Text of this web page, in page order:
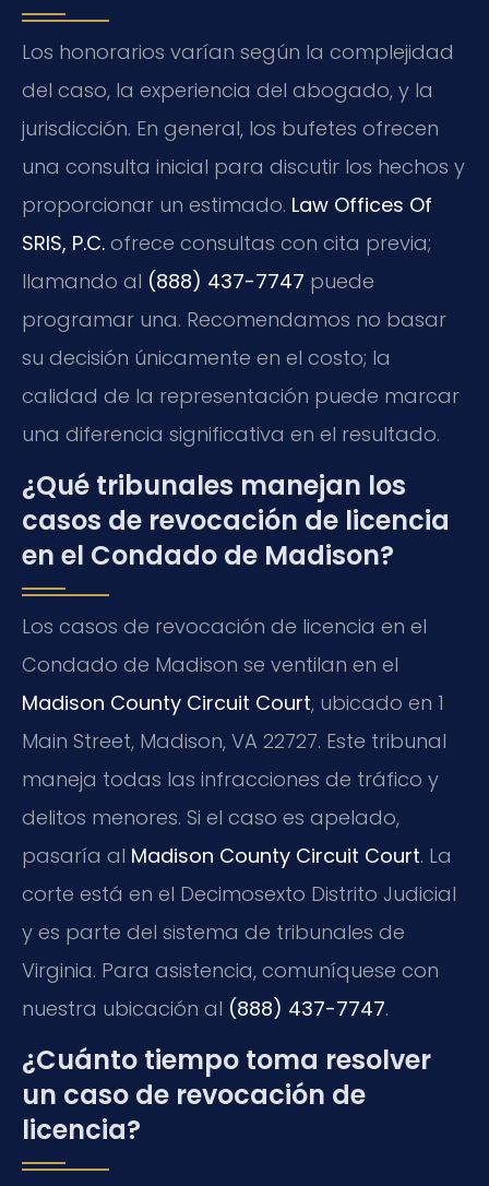
Los honorarios varían según la complejidad
del caso, la experiencia del abogado, y la
jurisdicción. En general, los bufetes ofrecen
una consulta inicial para discutir los hechos y
proporcionar un estimado. Law Offices Of
SRIS, P.C. ofrece consultas con cita previa;
llamando al (888) 437-7747 puede
programar una. Recomendamos no basar
su decisión únicamente en el costo; la
calidad de la representación puede marcar
una diferencia significativa en el resultado.
¿Qué tribunales manejan los
casos de revocación de licencia
en el Condado de Madison?
Los casos de revocación de licencia en el
Condado de Madison se ventilan en el
Madison County Circuit Court, ubicado en 1
Main Street, Madison, VA 22727. Este tribunal
maneja todas las infracciones de tráfico y
delitos menores. Si el caso es apelado,
pasaría al Madison County Circuit Court. La
corte está en el Decimosexto Distrito Judicial
y es parte del sistema de tribunales de
Virginia. Para asistencia, comuníquese con
nuestra ubicación al (888) 437-7747.
¿Cuánto tiempo toma resolver
un caso de revocación de
licencia?